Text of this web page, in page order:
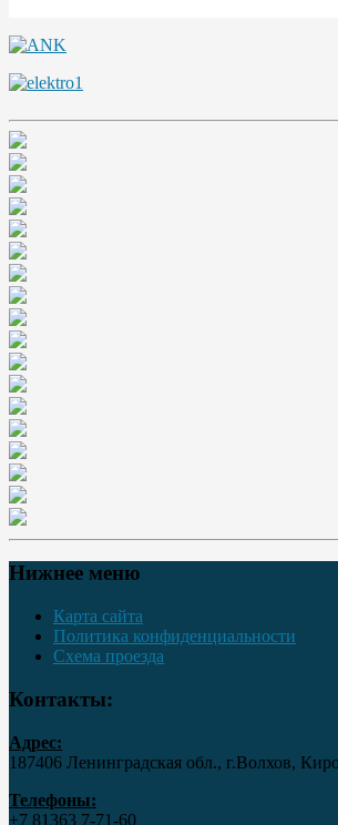
Нижнее меню
Карта сайта
Политика конфиденциальности
Схема проезда
Контакты:
Адрес:
187406 Ленинградская обл., г.Волхов,
Телефоны:
+7 81363 7‑71-60